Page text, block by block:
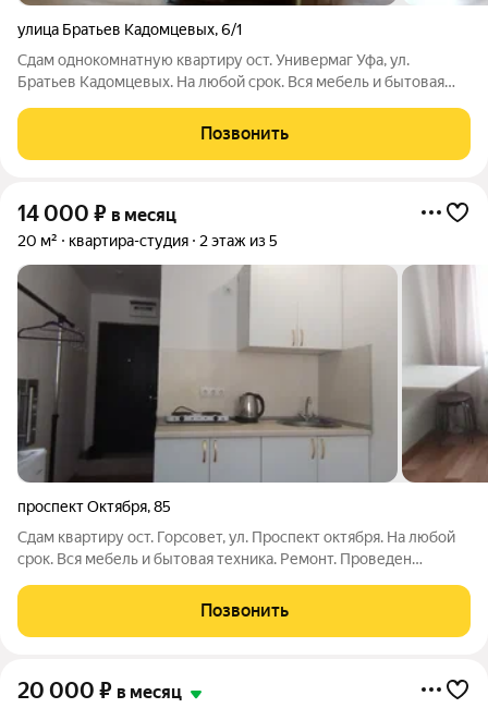
улица Братьев Кадомцевых,6/1
Сдам однокомнатную квартиру ост. Универмаг Уфа, ул.
Братьев Кадомцевых. На любой срок. Вся мебель и бытовая
телевидение. Рядом есть все необходимое для комфортной
жизни: школа, садик,
Позвонить
14 000 ₽ в месяц
20 м² квартира-студия 2 этаж из 5
проспект Октября,85
Сдам квартиру ост. Горсовет, ул. Проспект октября. На любой
срок. Вся мебель и бытовая техника. Ремонт. Проведен
Рядом находятся остановка, магазины, парк Гафури. Показ в
любое время.
Позвонить
20 000 ₽ в месяц